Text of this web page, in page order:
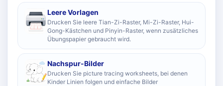
Leere Vorlagen
Drucken Sie leere Tian-Zi-Raster, Mi-Zi-Raster, Hui-
Gong-Kästchen und Pinyin-Raster, wenn zusätzliches
Übungspapier gebraucht wird.
Nachspur-Bilder
Drucken Sie picture tracing worksheets, bei denen
Kinder Linien folgen und einfache Bilder